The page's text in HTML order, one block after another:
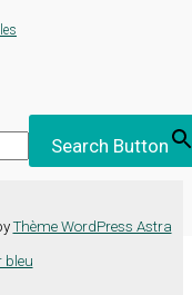
Search Button
Thème WordPress Astra
bleu